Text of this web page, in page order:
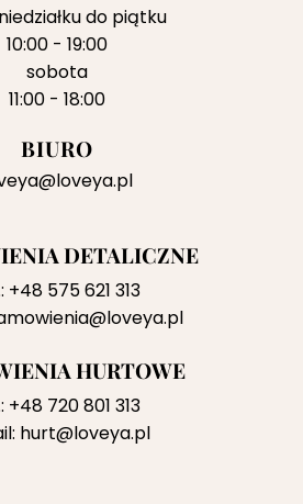
do piątku
10:00 - 19:00
sobota
11:00 - 18:00
BIURO
DETALICZNE
+48 575 621 313
HURTOWE
+48 720 801 313
hurt@loveya.pl